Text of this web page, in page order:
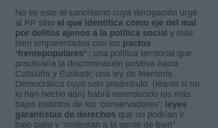
No es este el sanchismo cuya derogación urge
al PP sino el que identifica como eje del mal
por delitos ajenos a la política social y más
bien emparentados con los pactos
‘frentepopulares’ ; una política territorial que
practicaría la discriminación positiva hacia
Cataluña y Euskadi; una ley de Memoria
Democrática cuyo solo preámbulo (léanlo si no
lo han hecho aún) habrá reverdecido los más
bajos instintos de los ‘conservadores’;
leyes
garantistas de derechos que no podrían ir
bajo palio y “molestan a la gente de bien”